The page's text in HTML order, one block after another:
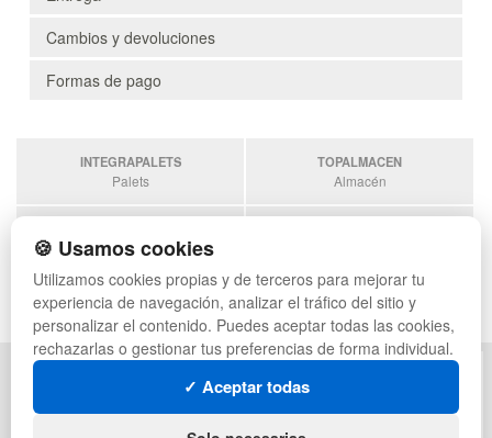
Cambios y devoluciones
Formas de pago
INTEGRAPALETS
Palets
TOPALMACEN
Almacén
Sobrantes
ESTANTERIASKIT
Estanterias
POLÍTICA DE PRIVACIDAD
MAPA WEB
🍪 Usamos cookies
Utilizamos cookies propias y de terceros para mejorar tu
experiencia de navegación, analizar el tráfico del sitio y
personalizar el contenido. Puedes aceptar todas las cookies,
rechazarlas o gestionar tus preferencias de forma individual.
✓ Aceptar todas